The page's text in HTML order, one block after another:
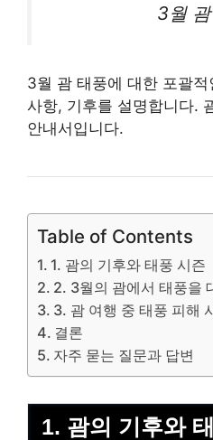
3월
3월 괌 태풍에 대한 포괄
사항, 기후를 설명합니다.
안내서입니다.
Table of Contents
1. 괌의 기후와 태풍 시즌
2. 3월의 괌에서 태풍을
3. 괌 여행 중 태풍 피해
결론
자주 묻는 질문과 답변
1. 괌의 기후와